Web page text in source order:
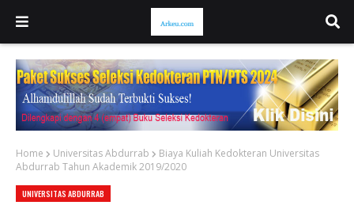
Home Universitas Abdurrab
Biaya Kuliah Kedokteran Universitas
Abdurrab Tahun Akademik 2019/2020
UNIVERSITAS ABDURRAB